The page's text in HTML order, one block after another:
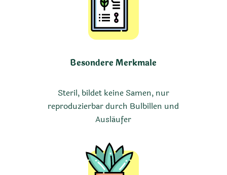
Besondere Merkmale
Steril, bildet keine Samen, nur
reproduzierbar durch Bulbillen und
Ausläufer